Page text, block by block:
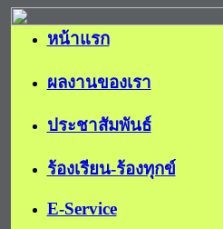
หน้าแรก
ผลงานของเรา
ประชาสัมพันธ์
ร้องเรียน-ร้องทุกข์
E-Service